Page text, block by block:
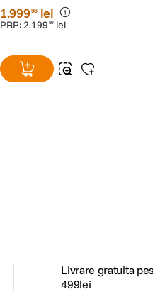
1.99998 lei
PRP:2.199 99 lei
Livrare gratuita
499lei